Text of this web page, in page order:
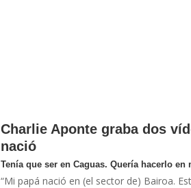
Charlie Aponte graba dos
nació
Tenía que ser en Caguas. Quería hacerlo en
“Mi papá nació en (el sector de) Bairoa.